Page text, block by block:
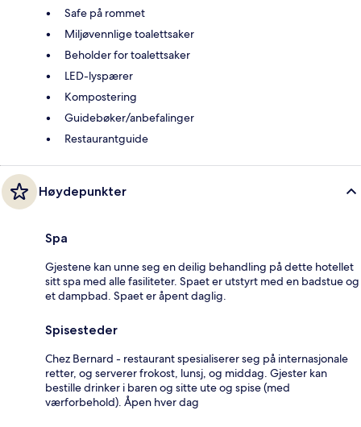
Safe på rommet
Miljøvennlige toalettsaker
Beholder for toalettsaker
LED-lyspærer
Kompostering
Guidebøker/anbefalinger
Restaurantguide
Høydepunkter
Spa
Gjestene kan unne seg en deilig behandling på dette hotellet
sitt spa med alle fasiliteter. Spaet er utstyrt med en badstue og
et dampbad. Spaet er åpent daglig.
Spisesteder
Chez Bernard - restaurant spesialiserer seg på internasjonale
retter, og serverer frokost, lunsj, og middag. Gjester kan
bestille drinker i baren og sitte ute og spise (med
værforbehold). Åpen hver dag